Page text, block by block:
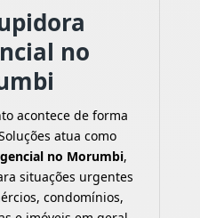
no
acontece de forma
atua como
no Morumbi,
situações urgentes
condomínios,